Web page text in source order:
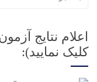
اعلام نتایج
کلیک نمایید):